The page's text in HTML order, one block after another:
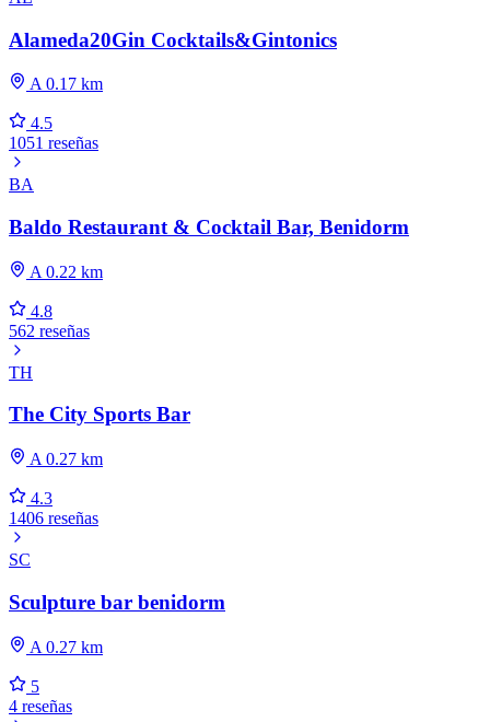
Alameda20Gin Cocktails&Gintonics
A 0.17 km
4.5
1051 reseñas
BA
Baldo Restaurant & Cocktail Bar, Benidorm
A 0.22 km
4.8
562 reseñas
TH
The City Sports Bar
A 0.27 km
4.3
1406 reseñas
SC
Sculpture bar benidorm
A 0.27 km
5
4 reseñas